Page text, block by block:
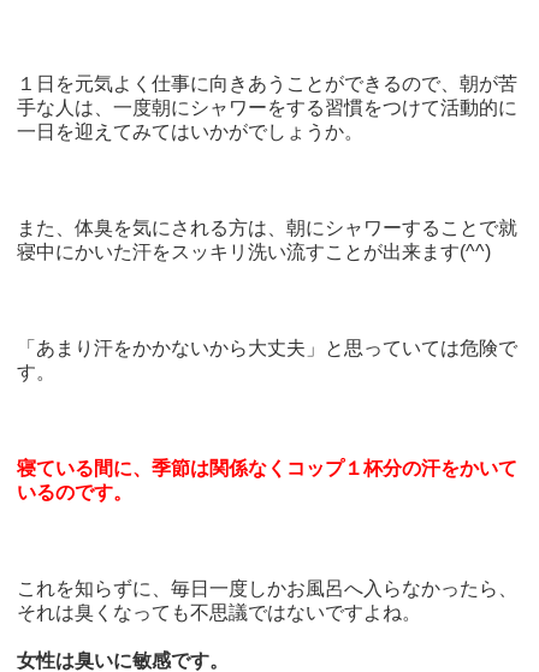
１日を元気よく仕事に向きあうことができるので、朝が苦
手な人は、一度朝にシャワーをする習慣をつけて活動的に
一日を迎えてみてはいかがでしょうか。
また、体臭を気にされる方は、朝にシャワーすることで就
寝中にかいた汗をスッキリ洗い流すことが出来ます(^^)
「あまり汗をかかないから大丈夫」と思っていては危険で
す。
寝ている間に、季節は関係なくコップ１杯分の汗をかいて
いるのです。
これを知らずに、毎日一度しかお風呂へ入らなかったら、
それは臭くなっても不思議ではないですよね。
女性は臭いに敏感です。